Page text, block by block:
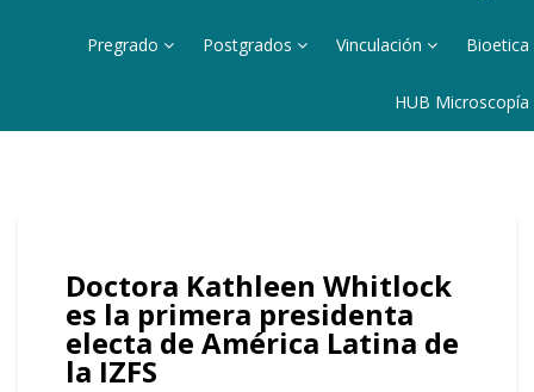
Pregrado Postgrados Vinculación Bioetica
HUB Microscopía
Doctora Kathleen Whitlock
es la primera presidenta
electa de América Latina de
la IZFS